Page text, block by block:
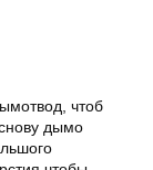
чтоб
дымо